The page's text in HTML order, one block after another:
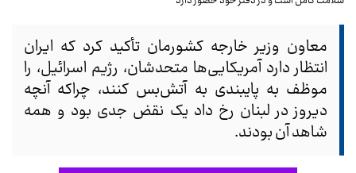
معاون وزیر خارجه کشورمان تأکید کرد که ایران
انتظار دارد آمریکایی‌ها متحدشان، رژیم اسرائیل، را
موظف به پایبندی به آتش‌بس کنند، چراکه آنچه
دیروز در لبنان رخ داد یک نقض جدی بود و همه
شاهد آن بودند.